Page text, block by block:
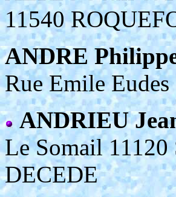
11540
ANDRE
Rue Emile
ANDRIEU
Le Somail
DECEDE